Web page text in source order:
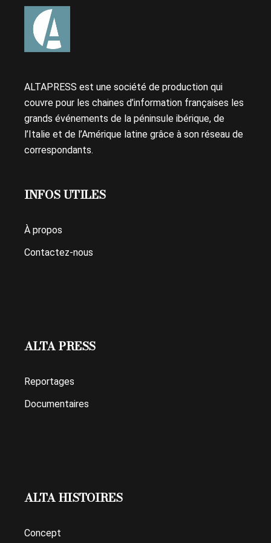
ALTAPRESS est une société de production qui
couvre pour les chaines d’information françaises les
grands événements de la péninsule ibérique, de
l’Italie et de l’Amérique latine grâce à son réseau de
correspondants.
INFOS UTILES
À propos
Contactez-nous
ALTA PRESS
Reportages
Documentaires
ALTA HISTOIRES
Concept